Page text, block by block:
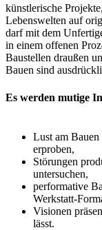
künstlerische
Lebenswelten auf
darf mit dem
in einem offenen
Baustellen draußen
Bauen sind
Es werden mutige
Lust am Bauen
erproben,
Störungen
untersuchen,
performative
Werkstatt-
Visionen
lässt.